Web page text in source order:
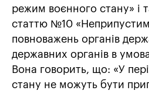
режим воєнного стану» і
статтю №10
повноважень органів
державних органів в
Вона говорить, що: «У
стану не можуть бути